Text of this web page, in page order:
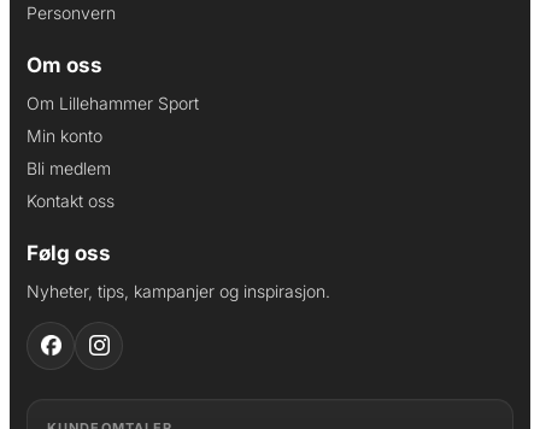
Personvern
Om oss
Om Lillehammer Sport
Min konto
Bli medlem
Kontakt oss
Følg oss
Nyheter, tips, kampanjer og inspirasjon.